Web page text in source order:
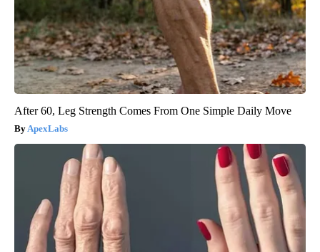
After 60, Leg Strength Comes From One Simple Daily Move
ApexLabs